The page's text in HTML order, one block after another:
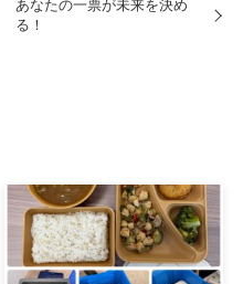
あなたの一票が未来を決め
る！